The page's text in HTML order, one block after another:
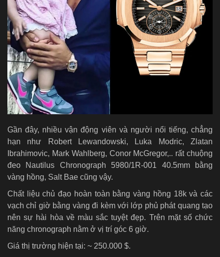
Gần đây, nhiều vận động viên và người nổi tiếng, chẳng
hạn như Robert Lewandowski, Luka Modric, Zlatan
Ibrahimovic, Mark Wahlberg, Conor McGregor,.. rất chuộng
đeo Nautilus Chronograph 5980/1R-001 40.5mm bằng
vàng hồng, Salt Bae cũng vậy.
Chất liệu chủ đạo hoàn toàn bằng vàng hồng 18k và các
vạch chỉ giờ bằng vàng đi kèm với lớp phủ phát quang tạo
nên sự hài hòa về màu sắc tuyệt đẹp. Trên mặt số chức
năng chronograph nằm ở vị trí góc 6 giờ.
Giá thị trường hiện tại: ~ 250.000 $.